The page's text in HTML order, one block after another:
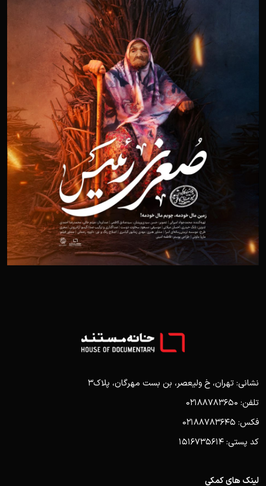
نشانی: تهران، خ ولیعصر، بن بست مهرگان، پلاک3
تلفن: 02188783650
فکس: 02188783645
کد پستی: 1516735614
لینک های کمکی